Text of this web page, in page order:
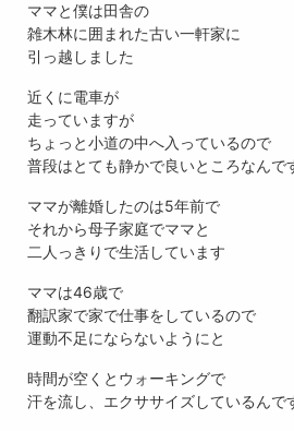
ママと僕は田舎の
雑木林に囲まれた古い一軒家に
引っ越しました
近くに電車が
走っていますが
ちょっと小道の中へ入っているので
普段はとても静かで良いところなんで
ママが離婚したのは5年前で
それから母子家庭でママと
二人っきりで生活しています
ママは46歳で
翻訳家で家で仕事をしているので
運動不足にならないようにと
時間が空くとウォーキングで
汗を流し、エクササイズしているんで